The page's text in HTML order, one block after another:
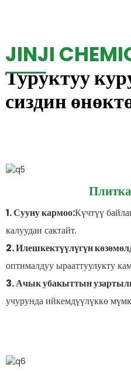
JINJI
Туруктуу
сиздин
1. Сууну кармоо:Күчтүү
калуудан сактайт.
2. Илешкектүүлүгүн
оптималдуу ырааттуулукту
3. Ачык убакыттын
учурунда ийкемдүүлүккө